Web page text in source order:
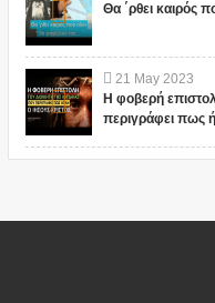
Θα ΄ρθει καιρός
21 May 2023
Η φοβερή
περιγράφει πως